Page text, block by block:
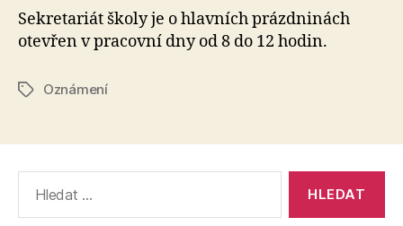
Sekretariát školy je o hlavních prázdninách
otevřen v pracovní dny od 8 do 12 hodin.
ŠtítkyOznámení
vyhledávání: